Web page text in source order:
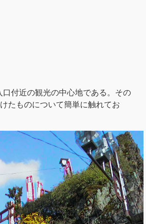
口付近の観光の中心地である。その
たものについて簡単に触れてお